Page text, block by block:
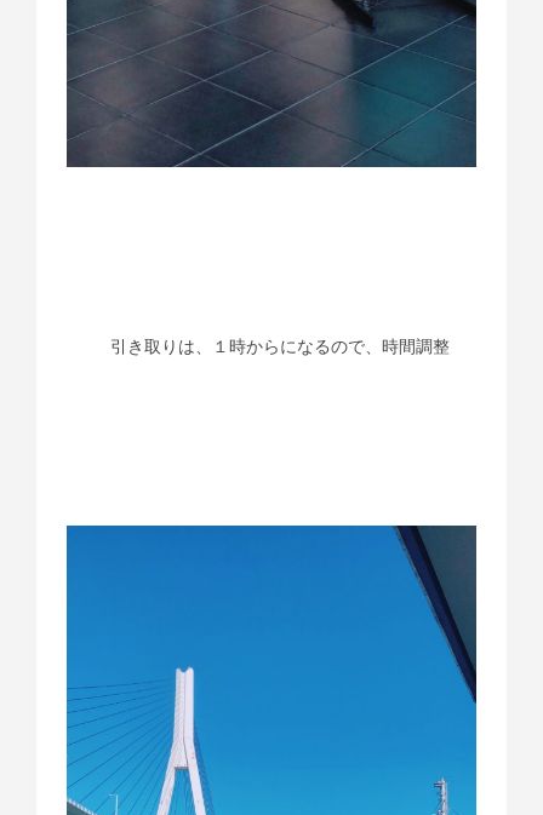
引き取りは、１時からになるので、時間調整